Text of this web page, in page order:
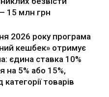
15 млн грн
2026 року програма
кешбек» отримує
єдина ставка 10%
на 5% або 15%,
товарів